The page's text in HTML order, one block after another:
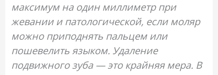
максимум на один миллиметр при
жевании и патологической, если моляр
можно приподнять пальцем или
пошевелить языком. Удаление
подвижного зуба — это крайняя мера. В